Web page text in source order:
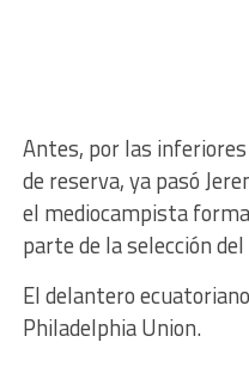
Antes, por las
de reserva, ya pasó
el mediocampista
parte de la selección del
El delantero
Philadelphia Union.